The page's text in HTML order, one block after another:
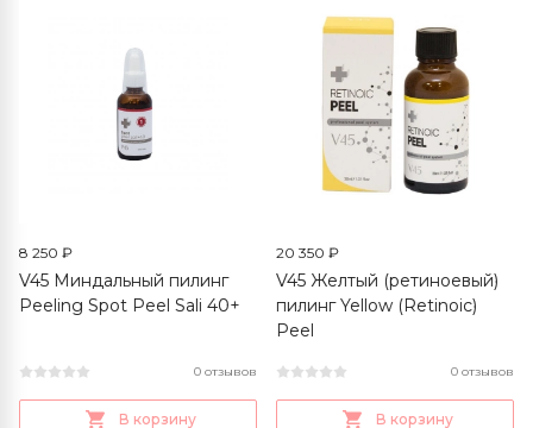
8 250 ₽
V45 Миндальный пилинг
Peeling Spot Peel Sali 40+
0 отзывов
В корзину
20 350 ₽
V45 Желтый (ретиноевый)
пилинг Yellow (Retinoic)
Peel
0 отзывов
В корзину